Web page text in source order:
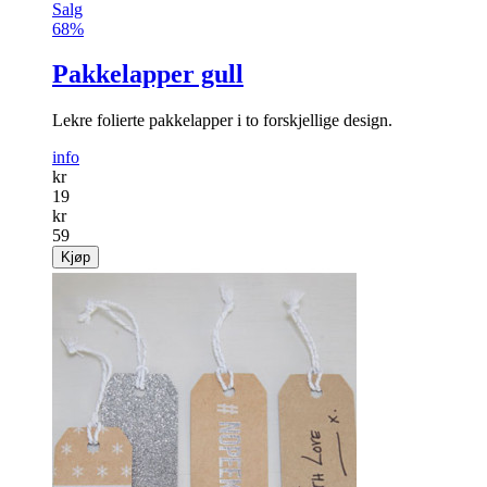
Salg
68%
Pakkelapper gull
Lekre folierte pakkelapper i to forskjellige design.
info
kr
19
kr
59
Kjøp